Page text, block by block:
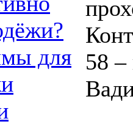
для 58 –